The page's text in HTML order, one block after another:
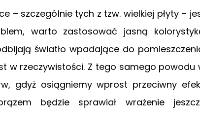
– szczególnie tych z tzw. wielkiej płyty –
warto zastosować jasną
światło wpadające do
w rzeczywistości. Z tego samego powodu
gdyż osiągniemy wprost przeciwny
będzie sprawiał wrażenie